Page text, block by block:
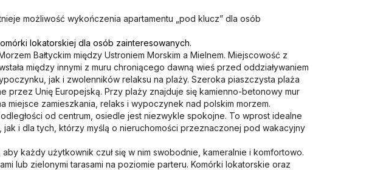
możliwość wykończenia apartamentu „pod klucz” dla osób
lokatorskiej dla osób zainteresowanych.
Bałtyckim między Ustroniem Morskim a Mielnem. Miejscowość z
między innymi z muru chroniącego dawną wieś przed oddziaływaniem
jak i zwolenników relaksu na plaży. Szeroka piaszczysta plaża
przez Unię Europejską. Przy plaży znajduje się kamienno-betonowy mur
zamieszkania, relaks i wypoczynek nad polskim morzem.
od centrum, osiedle jest niezwykle spokojne. To wprost idealne
i dla tych, którzy myślą o nieruchomości przeznaczonej pod wakacyjny
każdy użytkownik czuł się w nim swobodnie, kameralnie i komfortowo.
lub zielonymi tarasami na poziomie parteru. Komórki lokatorskie oraz